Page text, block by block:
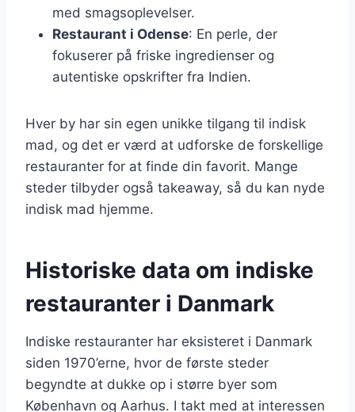
med smagsoplevelser.
Restaurant i Odense: En perle, der
fokuserer på friske ingredienser og
autentiske opskrifter fra Indien.
Hver by har sin egen unikke tilgang til indisk
mad, og det er værd at udforske de forskellige
restauranter for at finde din favorit. Mange
steder tilbyder også takeaway, så du kan nyde
indisk mad hjemme.
Historiske data om indiske
restauranter i Danmark
Indiske restauranter har eksisteret i Danmark
siden 1970’erne, hvor de første steder
begyndte at dukke op i større byer som
København og Aarhus. I takt med at interessen